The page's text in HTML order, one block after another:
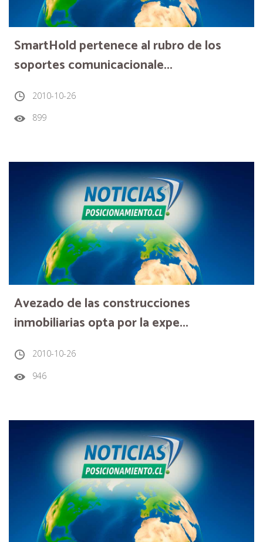
SmartHold pertenece al rubro de los
soportes comunicacionale...
2010-10-26
899
Avezado de las construcciones
inmobiliarias opta por la expe...
2010-10-26
946